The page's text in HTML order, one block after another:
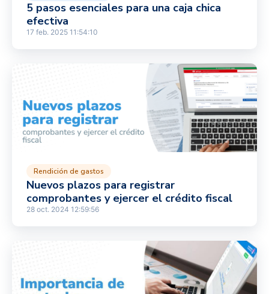
5 pasos esenciales para una caja chica
efectiva
17 feb. 2025 11:54:10
Rendición de gastos
Nuevos plazos para registrar
comprobantes y ejercer el crédito fiscal
28 oct. 2024 12:59:56